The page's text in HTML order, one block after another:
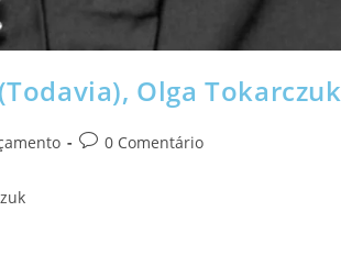
Olga Tokarczuk
0 Comentário